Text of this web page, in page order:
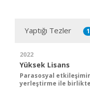
Yaptığı Tezler 1
2022
Yüksek Lisans
Parasosyal
yerleştirme ile